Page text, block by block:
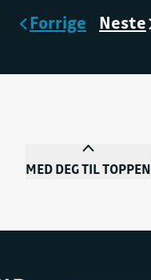
Forrige Neste
MED DEG TIL TOPPEN